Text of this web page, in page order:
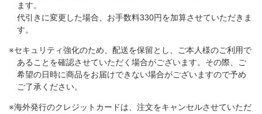
ます。​
代引きに変更した場合、お手数料330円を加算させていただきま
す。​
※セキュリティ強化のため、配送を保留とし、ご本人様のご利用で
あることを確認させていただく場合がございます。その際、ご
希望の日時に商品をお届けできない場合がございますので予め
ご了承ください。
※海外発行のクレジットカードは、注文をキャンセルさせていただ